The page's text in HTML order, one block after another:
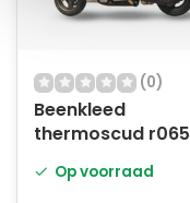
(0)
Beenkleed
thermoscud r065
Op voorraad